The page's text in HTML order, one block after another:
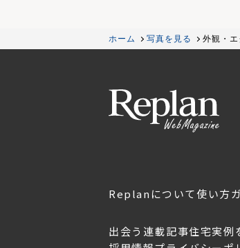
ホーム 写真を見る 外観・
Replanについて使い方
出会う 連載記事住宅実例